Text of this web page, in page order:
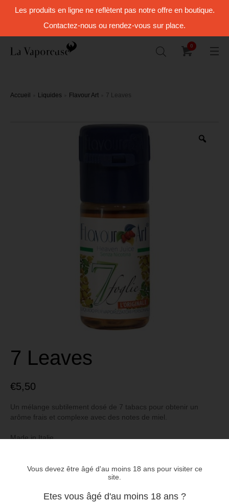
Les produits en ligne ne reflètent pas notre offre en boutique.
Contactez-nous ou rendez-vous sur place.
Vous devez être âgé d'au moins 18 ans pour visiter ce
site.
Etes vous âgé d'au moins 18 ans ?
0
Accueil Liquides Flavour Art 7 Leaves
7 Leaves
€5,50
Un mélange subtilement dosé de 7 tabacs pour obtenir un
arôme frais et complexe avec des notes de miel.
Made in Italie
Composition
50% Propylène Glycol / 40% Glycérine Végétale /10% Eau